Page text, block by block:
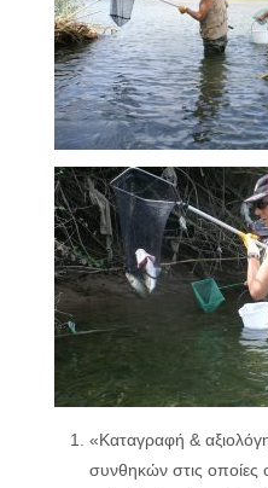
«Καταγραφή &
συνθηκών στις οποίες